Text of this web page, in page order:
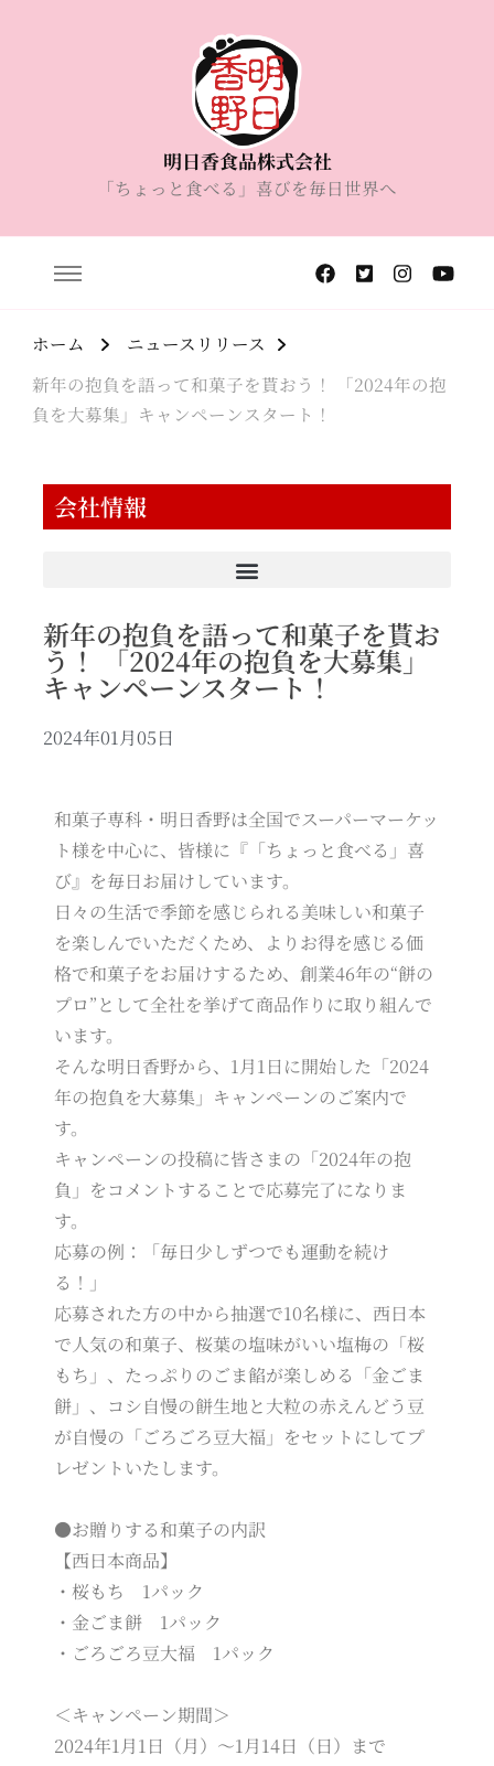
明日香食品株式会社
「ちょっと食べる」喜びを毎日世界へ
ホーム
ニュースリリース
新年の抱負を語って和菓子を貰おう！ 「2024年の抱
負を大募集」キャンペーンスタート！
会社情報
新年の抱負を語って和菓子を貰お
う！ 「2024年の抱負を大募集」
キャンペーンスタート！
2024年01月05日
和菓子専科・明日香野は全国でスーパーマーケッ
ト様を中心に、皆様に『「ちょっと食べる」喜
び』を毎日お届けしています。
日々の生活で季節を感じられる美味しい和菓子
を楽しんでいただくため、よりお得を感じる価
格で和菓子をお届けするため、創業46年の“餅の
プロ”として全社を挙げて商品作りに取り組んで
います。
そんな明日香野から、1月1日に開始した「2024
年の抱負を大募集」キャンペーンのご案内で
す。
キャンペーンの投稿に皆さまの「2024年の抱
負」をコメントすることで応募完了になりま
す。
応募の例：「毎日少しずつでも運動を続け
る！」
応募された方の中から抽選で10名様に、西日本
で人気の和菓子、桜葉の塩味がいい塩梅の「桜
もち」、たっぷりのごま餡が楽しめる「金ごま
餅」、コシ自慢の餅生地と大粒の赤えんどう豆
が自慢の「ごろごろ豆大福」をセットにしてプ
レゼントいたします。
●お贈りする和菓子の内訳
【西日本商品】
・桜もち 1パック
・金ごま餅 1パック
・ごろごろ豆大福 1パック
＜キャンペーン期間＞
2024年1月1日（月）～1月14日（日）まで